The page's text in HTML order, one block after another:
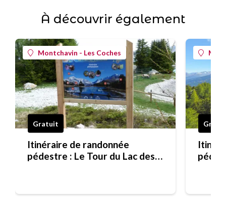
À découvrir également
Montchavin - Les Coches
Gratuit
Itinéraire de randonnée
pédestre : Le Tour du Lac des